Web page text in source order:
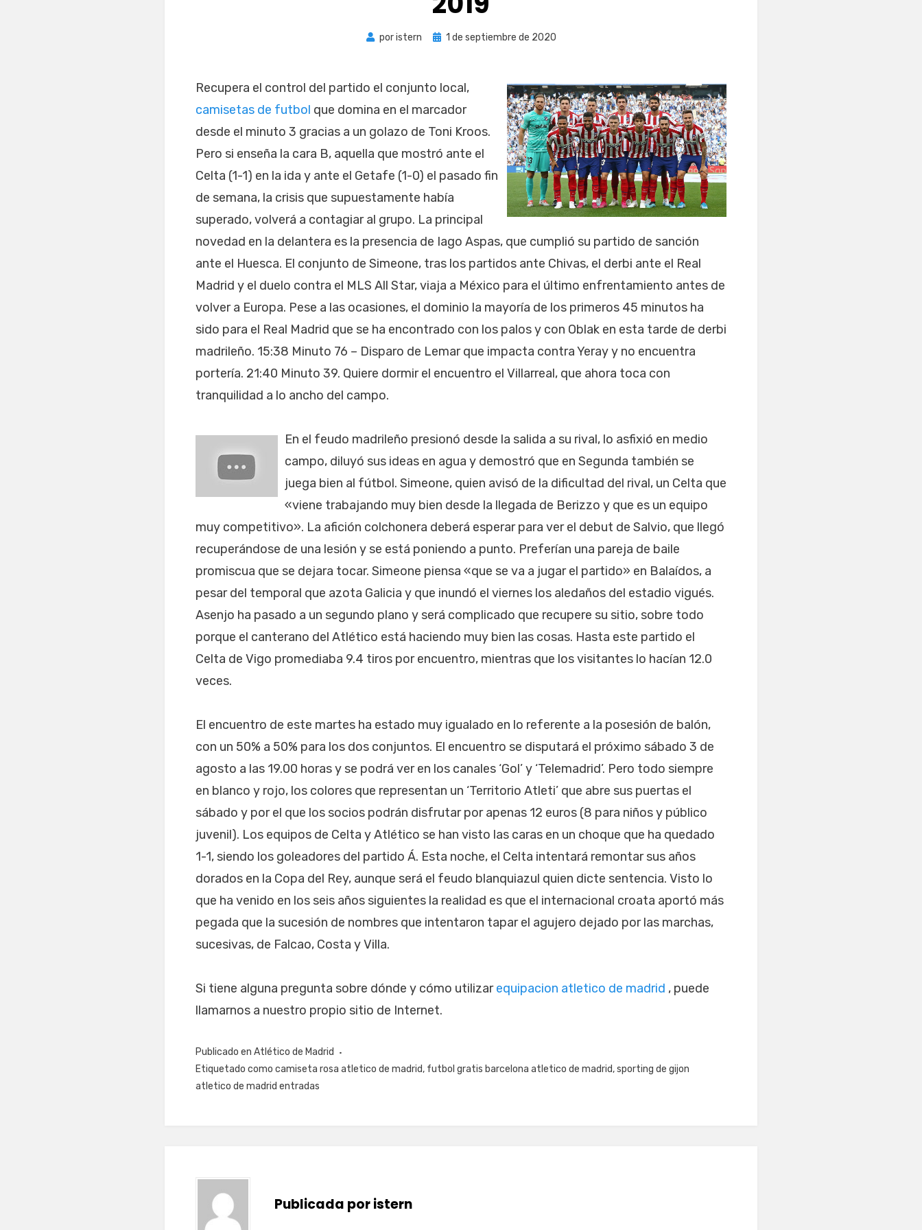
poristern
Publicada
1 de septiembre de 2020
Recupera el control del partido el conjunto local,
camisetas de futbol que domina en el marcador
desde el minuto 3 gracias a un golazo de Toni Kroos.
Pero si enseña la cara B, aquella que mostró ante el
Celta (1-1) en la ida y ante el Getafe (1-0) el pasado fin
de semana, la crisis que supuestamente había
superado, volverá a contagiar al grupo. La principal
novedad en la delantera es la presencia de Iago Aspas, que cumplió su partido de sanción
ante el Huesca. El conjunto de Simeone, tras los partidos ante Chivas, el derbi ante el Real
Madrid y el duelo contra el MLS All Star, viaja a México para el último enfrentamiento antes de
volver a Europa. Pese a las ocasiones, el dominio la mayoría de los primeros 45 minutos ha
sido para el Real Madrid que se ha encontrado con los palos y con Oblak en esta tarde de derbi
madrileño. 15:38 Minuto 76 – Disparo de Lemar que impacta contra Yeray y no encuentra
portería. 21:40 Minuto 39. Quiere dormir el encuentro el Villarreal, que ahora toca con
tranquilidad a lo ancho del campo.
En el feudo madrileño presionó desde la salida a su rival, lo asfixió en medio
campo, diluyó sus ideas en agua y demostró que en Segunda también se
juega bien al fútbol. Simeone, quien avisó de la dificultad del rival, un Celta que
«viene trabajando muy bien desde la llegada de Berizzo y que es un equipo
muy competitivo». La afición colchonera deberá esperar para ver el debut de Salvio, que llegó
recuperándose de una lesión y se está poniendo a punto. Preferían una pareja de baile
promiscua que se dejara tocar. Simeone piensa «que se va a jugar el partido» en Balaídos, a
pesar del temporal que azota Galicia y que inundó el viernes los aledaños del estadio vigués.
Asenjo ha pasado a un segundo plano y será complicado que recupere su sitio, sobre todo
porque el canterano del Atlético está haciendo muy bien las cosas. Hasta este partido el
Celta de Vigo promediaba 9.4 tiros por encuentro, mientras que los visitantes lo hacían 12.0
veces.
El encuentro de este martes ha estado muy igualado en lo referente a la posesión de balón,
con un 50% a 50% para los dos conjuntos. El encuentro se disputará el próximo sábado 3 de
agosto a las 19.00 horas y se podrá ver en los canales ‘Gol’ y ‘Telemadrid’. Pero todo siempre
en blanco y rojo, los colores que representan un ‘Territorio Atleti’ que abre sus puertas el
sábado y por el que los socios podrán disfrutar por apenas 12 euros (8 para niños y público
juvenil). Los equipos de Celta y Atlético se han visto las caras en un choque que ha quedado
1-1, siendo los goleadores del partido Á. Esta noche, el Celta intentará remontar sus años
dorados en la Copa del Rey, aunque será el feudo blanquiazul quien dicte sentencia. Visto lo
que ha venido en los seis años siguientes la realidad es que el internacional croata aportó más
pegada que la sucesión de nombres que intentaron tapar el agujero dejado por las marchas,
sucesivas, de Falcao, Costa y Villa.
Si tiene alguna pregunta sobre dónde y cómo utilizarequipacion atletico de madrid , puede
llamarnos a nuestro propio sitio de Internet.
Publicado en Atlético de Madrid
Etiquetado como camiseta rosa atletico de madrid, futbol gratis barcelona atletico de madrid,sporting de gijon
atletico de madrid entradas
Publicada poristern